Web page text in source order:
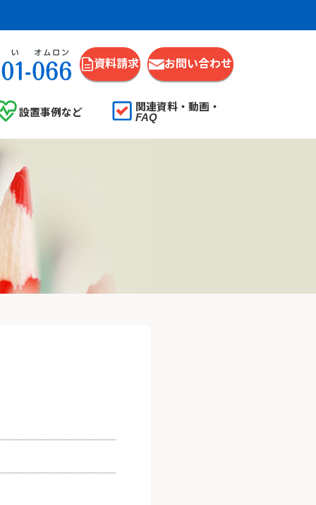
資料請求 お問い合わせ
設置事例など
関連資料・動画・
FAQ